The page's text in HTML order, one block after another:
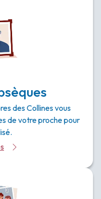
des Collines vous
de votre proche pour